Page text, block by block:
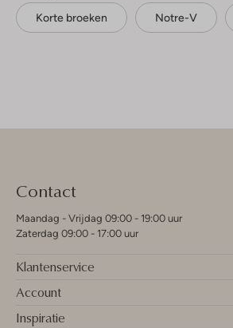
Korte broeken Notre-V
Contact
Maandag - Vrijdag 09:00 - 19:00 uur
Zaterdag 09:00 - 17:00 uur
Klantenservice
Account
Inspiratie